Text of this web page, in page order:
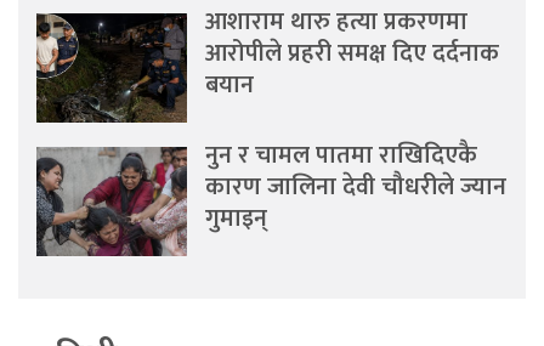
आशाराम थारु हत्या प्रकरणमा
आरोपीले प्रहरी समक्ष दिए दर्दनाक
बयान
नुन र चामल पातमा राखिदिएकै
कारण जालिना देवी चौधरीले ज्यान
गुमाइन्